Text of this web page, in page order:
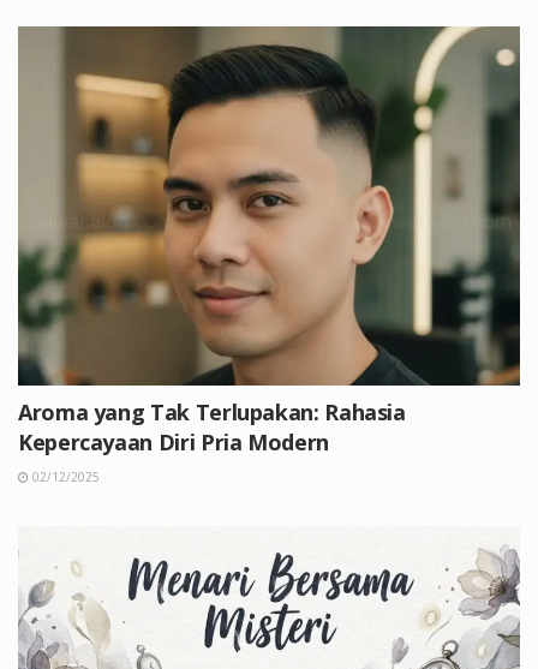
Aroma yang Tak Terlupakan: Rahasia
Kepercayaan Diri Pria Modern
02/12/2025